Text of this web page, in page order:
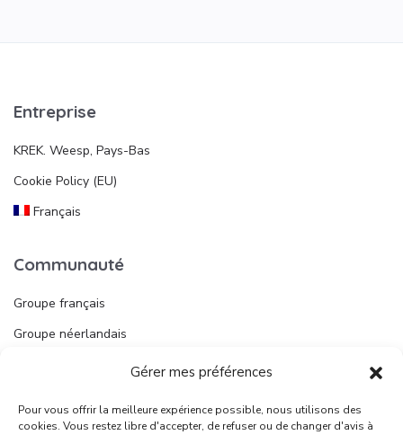
Gérer mes préférences
Pour vous offrir la meilleure expérience possible, nous utilisons des
cookies. Vous restez libre d'accepter, de refuser ou de changer d'avis à
Entreprise
KREK. Weesp, Pays-Bas
Cookie Policy (EU)
Français
Communauté
Groupe français
Groupe néerlandais
Publier une annonce